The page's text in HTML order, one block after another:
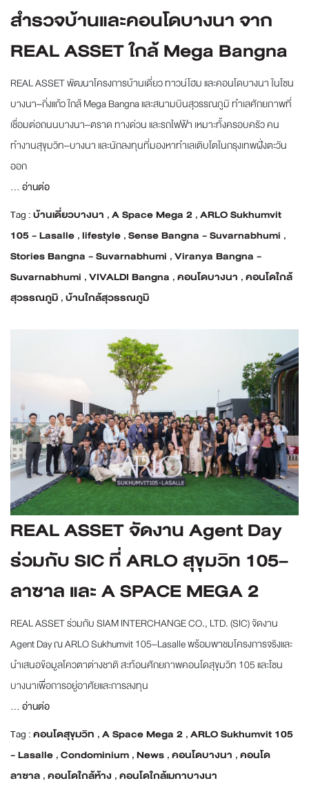
สำรวจบ้านและคอนโดบางนา จาก
REAL ASSET ใกล้ Mega Bangna
REAL ASSET พัฒนาโครงการบ้านเดี่ยว ทาวน์โฮม และคอนโดบางนา ในโซน
บางนา–กิ่งแก้ว ใกล้ Mega Bangna และสนามบินสุวรรณภูมิ ทำเลศักยภาพที่
เชื่อมต่อถนนบางนา–ตราด ทางด่วน และรถไฟฟ้า เหมาะทั้งครอบครัว คน
ทำงานสุขุมวิท–บางนา และนักลงทุนที่มองหาทำเลเติบโตในกรุงเทพฝั่งตะวัน
ออก
... อ่านต่อ
Tag :บ้านเดี่ยวบางนา ,A Space Mega 2 ,ARLO Sukhumvit
105 - Lasalle ,lifestyle ,Sense Bangna - Suvarnabhumi ,
Stories Bangna - Suvarnabhumi ,Viranya Bangna -
Suvarnabhumi ,VIVALDI Bangna ,คอนโดบางนา ,คอนโดใกล้
สุวรรณภูมิ ,บ้านใกล้สุวรรณภูมิ
REAL ASSET จัดงาน Agent Day
ร่วมกับ SIC ที่ ARLO สุขุมวิท 105–
ลาซาล และ A SPACE MEGA 2
REAL ASSET ร่วมกับ SIAM INTERCHANGE CO., LTD. (SIC) จัดงาน
Agent Day ณ ARLO Sukhumvit 105–Lasalle พร้อมพาชมโครงการจริงและ
นำเสนอข้อมูลโควตาต่างชาติ สะท้อนศักยภาพคอนโดสุขุมวิท 105 และโซน
บางนาเพื่อการอยู่อาศัยและการลงทุน
... อ่านต่อ
Tag :คอนโดสุขุมวิท ,A Space Mega 2 ,ARLO Sukhumvit 105
- Lasalle ,Condominium ,News ,คอนโดบางนา ,คอนโด
ลาซาล ,คอนโดใกล้ห้าง ,คอนโดใกล้เมกาบางนา